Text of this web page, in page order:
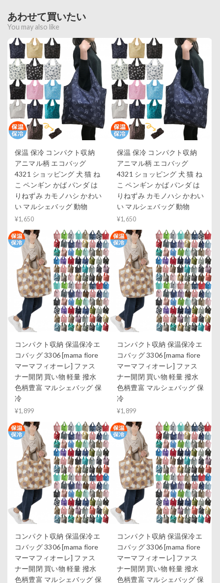
あわせて買いたい
You may also like
保温 保冷 コンパクト収納
アニマル柄 エコバッグ
4321 ショッピング 犬 猫 ね
こ ペンギン かば パンダ は
りねずみ カモノハシ かわい
い マルシェバッグ 動物
¥1,650
保温 保冷 コンパクト収納
アニマル柄 エコバッグ
4321 ショッピング 犬 猫 ね
こ ペンギン かば パンダ は
りねずみ カモノハシ かわい
い マルシェバッグ 動物
¥1,650
コンパクト収納 保温保冷エ
コバッグ 3306 [mama fiore
マーマフィオーレ] ファス
ナー開閉 買い物 軽量 撥水
色柄豊富 マルシェバッグ 保
冷
¥1,899
コンパクト収納 保温保冷エ
コバッグ 3306 [mama fiore
マーマフィオーレ] ファス
ナー開閉 買い物 軽量 撥水
色柄豊富 マルシェバッグ 保
冷
¥1,899
コンパクト収納 保温保冷エ
コバッグ 3306 [mama fiore
マーマフィオーレ] ファス
ナー開閉 買い物 軽量 撥水
色柄豊富 マルシェバッグ 保
コンパクト収納 保温保冷エ
コバッグ 3306 [mama fiore
マーマフィオーレ] ファス
ナー開閉 買い物 軽量 撥水
色柄豊富 マルシェバッグ 保